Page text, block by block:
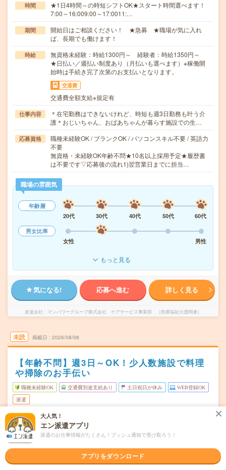
時間
★1日4時間～の時短シフトOK★スタート時間選べます！
7:00～16:009:00～17:0011:…
期間
開始日はご相談ください！ ★急募 ★職場が気に入れ
ば、長期でも働けます！
時給
無資格未経験：時給1300円～ 経験者：時給1350円～
★日払い／週払い制度あり（月払いも選べます）※稼働開
始時は手続き完了次第のお支払いとなります。
交通費
交通費全額支給※規定有
仕事内容
＊在宅勤務はできないけれど、時短も週3日勤務も叶う介
護＊おじいちゃん、おばあちゃんが暮らす施設での生…
応募資格
職種未経験OK / ブランクOK / パソコンスキル不要 / 英語力
不要
無資格・未経験OK年齢不問★10名以上採用予定★履歴書
は不要です▽応募後の流れ1)翌営業日までに担当…
職場の雰囲気
年齢層
20代
30代 40代 50代
60代
男女比率
女性
男性
もっと見る
気になる! 応募へ進む 詳しく見る
派遣会社 マンパワーグループ株式会社 ケアサービス事業部 （医療福祉介護関連）
未読 掲載日 2026/08/08
【年齢不問】週3日～OK！少人数施設で料理
や掃除のお手伝い
職種未経験OK 交通費別途支給あり 土日祝日が休み WEB登録OK
派遣
勤務地
北海道北広島市
北広島駅から---分
曜日頻度
回数を増やしていくことも可能です！
大人気！
エン派遣アプリ
派遣のお仕事情報がたくさん！プッシュ通知で受け取ろう！
アプリをダウンロード